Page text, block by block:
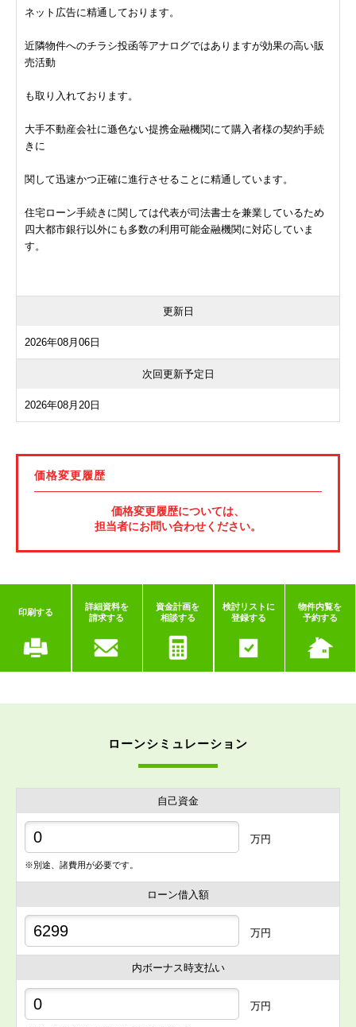
ネット広告に精通しております。
近隣物件へのチラシ投函等アナログではありますが効果の高い販
売活動
も取り入れております。
大手不動産会社に遜色ない提携金融機関にて購入者様の契約手続
きに
関して迅速かつ正確に進行させることに精通しています。
住宅ローン手続きに関しては代表が司法書士を兼業しているため
四大都市銀行以外にも多数の利用可能金融機関に対応していま
す。
更新日
2026年08月06日
次回更新予定日
2026年08月20日
価格変更履歴
価格変更履歴については、
担当者にお問い合わせください。
印刷する
詳細資料を
請求する
資金計画を
相談する
検討リストに
登録する
物件内覧を
予約する
ローンシミュレーション
自己資金
万円
※別途、諸費用が必要です。
ローン借入額
万円
内ボーナス時支払い
万円